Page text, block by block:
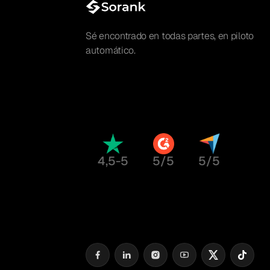
Sé encontrado en todas partes, en piloto
automático.
4,5-5 5/5 5/5